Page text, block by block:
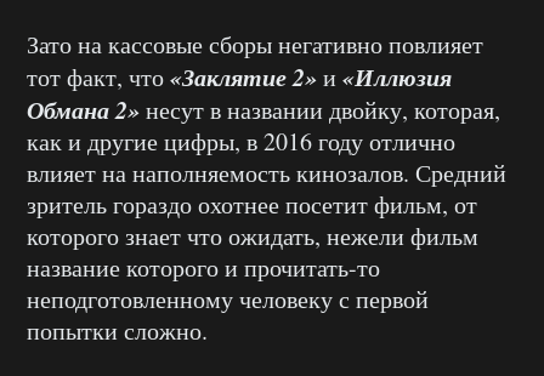
Зато на кассовые сборы негативно повлияет
тот факт, что«Заклятие 2»и «Иллюзия
Обмана 2»несут в названии двойку, которая,
как и другие цифры, в 2016 году отлично
влияет на наполняемость кинозалов. Средний
зритель гораздо охотнее посетит фильм, от
которого знает что ожидать, нежели фильм
название которого и прочитать-то
неподготовленному человеку с первой
попытки сложно.